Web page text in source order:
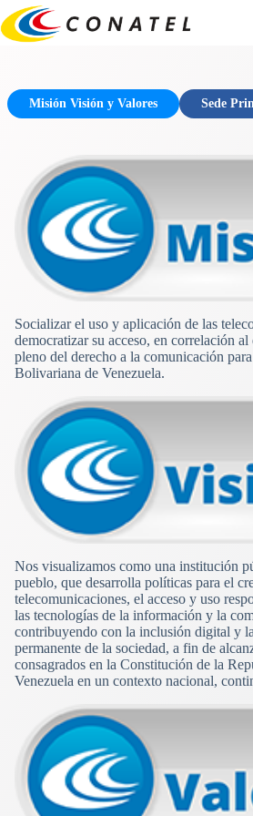
Saltar
al
contenido
Misión Visión y Valores Sede
Socializar el uso y aplicación de las
democratizar su acceso, en correlación
pleno del derecho a la comunicación
Bolivariana de Venezuela.
Nos visualizamos como una institución
pueblo, que desarrolla políticas para el
telecomunicaciones, el acceso y uso
las tecnologías de la información y la
contribuyendo con la inclusión digital y
permanente de la sociedad, a fin de
consagrados en la Constitución de la
Venezuela en un contexto nacional,